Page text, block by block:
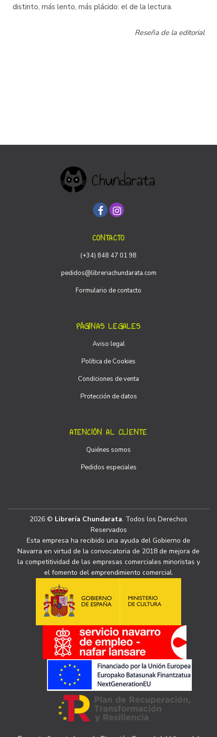
distinto, más lento, más plácido: el de la lectura.
Reseña de la editorial
CONTACTO
(+34) 848 47 01 98
pedidos@libreriachundarata.com
Formulario de contacto
PÁGINAS LEGALES
Aviso legal
Política de Cookies
Condiciones de venta
Protección de datos
ATENCIÓN AL CLIENTE
Quiénes somos
Pedidos especiales
2026 © Librería Chundarata. Todos los Derechos
Reservados
Esta empresa ha recibido una ayuda del Gobierno de
Navarra en virtud de la convocatoria de 2018 de mejora de
la competitividad de las empresas comerciales minoristas y
el fomento del emprendimiento comercial.